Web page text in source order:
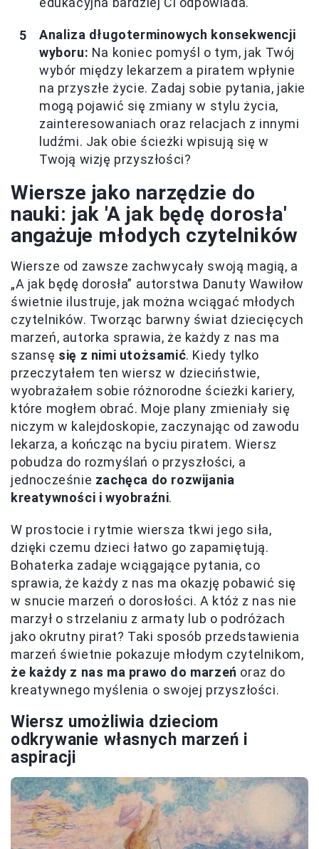
Analiza długoterminowych konsekwencji
wyboru: Na koniec pomyśl o tym, jak Twój
wybór między lekarzem a piratem wpłynie
na przyszłe życie. Zadaj sobie pytania, jakie
mogą pojawić się zmiany w stylu życia,
zainteresowaniach oraz relacjach z innymi
ludźmi. Jak obie ścieżki wpisują się w
Twoją wizję przyszłości?
Wiersze jako narzędzie do
nauki: jak 'A jak będę dorosła'
angażuje młodych czytelników
Wiersze od zawsze zachwycały swoją magią, a
„A jak będę dorosła” autorstwa Danuty Wawiłow
świetnie ilustruje, jak można wciągać młodych
czytelników. Tworząc barwny świat dziecięcych
marzeń, autorka sprawia, że każdy z nas ma
szansę się z nimi utożsamić. Kiedy tylko
przeczytałem ten wiersz w dzieciństwie,
wyobrażałem sobie różnorodne ścieżki kariery,
które mogłem obrać. Moje plany zmieniały się
niczym w kalejdoskopie, zaczynając od zawodu
lekarza, a kończąc na byciu piratem. Wiersz
pobudza do rozmyślań o przyszłości, a
jednocześnie zachęca do rozwijania
kreatywności i wyobraźni.
W prostocie i rytmie wiersza tkwi jego siła,
dzięki czemu dzieci łatwo go zapamiętują.
Bohaterka zadaje wciągające pytania, co
sprawia, że każdy z nas ma okazję pobawić się
w snucie marzeń o dorosłości. A któż z nas nie
marzył o strzelaniu z armaty lub o podróżach
jako okrutny pirat? Taki sposób przedstawienia
marzeń świetnie pokazuje młodym czytelnikom,
że każdy z nas ma prawo do marzeń oraz do
kreatywnego myślenia o swojej przyszłości.
Wiersz umożliwia dzieciom
odkrywanie własnych marzeń i
aspiracji